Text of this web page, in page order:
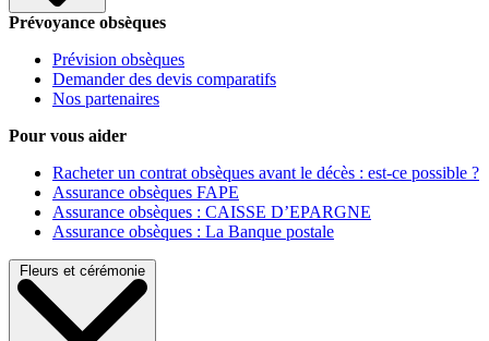
Prévoyance obsèques
Prévision obsèques
Demander des devis comparatifs
Nos partenaires
Pour vous aider
Racheter un contrat obsèques avant le décès : est-ce possible ?
Assurance obsèques FAPE
Assurance obsèques : CAISSE D’EPARGNE
Assurance obsèques : La Banque postale
Fleurs et cérémonie